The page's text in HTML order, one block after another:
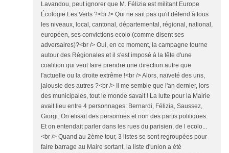
Lavandou, peut ignorer que M. Félizia est militant Europe
Écologie Les Verts ?<br /> Qui ne sait pas qu'il défend à tous
les niveaux, local, cantonal, départemental, régional, national,
européen, ses convictions ecolo (comme disent ses
adversaires)?<br /> Oui, en ce moment, la campagne tourne
autour des Régionales et il s'est imposé à la tête d'une
coalition qui veut faire prendre une direction autre que
l'actuelle ou la droite extrême !<br /> Alors, naïveté des uns,
jalousie des autres ?<br /> Il me semble que l'an dernier, lors
des municipales, tout le monde savait ! La lutte pour la Mairie
avait lieu entre 4 personnages: Bernardi, Félizia, Saussez,
Giorgi. On elisait des personnes et non des partis politiques.
Et on entendait parler dans les rues du parisien, de l ecolo...
<br /> Quand au 2ème tour, 3 listes se sont regroupées pour
faire barrage au Maire sortant, la liste d'union a été